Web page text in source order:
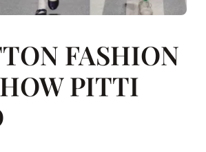
FASHION
PITTI